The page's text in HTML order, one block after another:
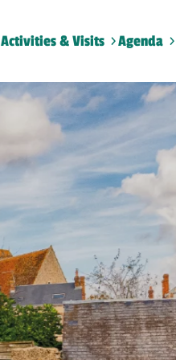
Activities & Visits Agenda